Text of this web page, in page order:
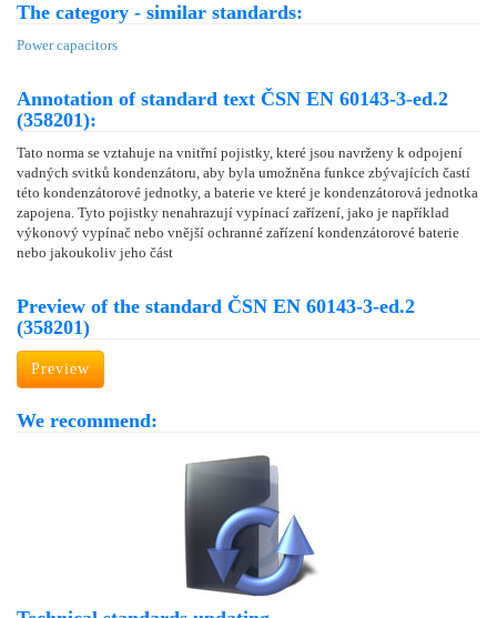
The category - similar standards:
Power capacitors
Annotation of standard text ČSN EN 60143-3-ed.2
(358201):
Tato norma se vztahuje na vnitřní pojistky, které jsou navrženy k odpojení
vadných svitků kondenzátoru, aby byla umožněna funkce zbývajících častí
této kondenzátorové jednotky, a baterie ve které je kondenzátorová jednotka
zapojena. Tyto pojistky nenahrazují vypínací zařízení, jako je například
výkonový vypínač nebo vnější ochranné zařízení kondenzátorové baterie
nebo jakoukoliv jeho část
Preview of the standard ČSN EN 60143-3-ed.2
(358201)
Preview
We recommend: